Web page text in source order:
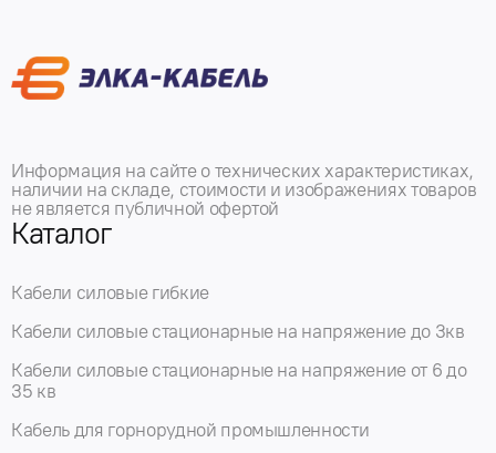
Информация на сайте о технических характеристиках,
наличии на складе, стоимости и изображениях товаров
не является публичной офертой
Каталог
Кабели силовые гибкие
Кабели силовые стационарные на напряжение до 3кв
Кабели силовые стационарные на напряжение от 6 до
35 кв
Кабель для горнорудной промышленности